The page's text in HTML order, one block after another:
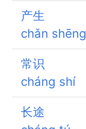
产生
chǎn shēng
常识
cháng shí
长途